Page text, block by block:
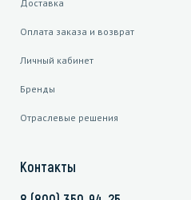
Доставка
Оплата заказа и возврат
Личный кабинет
Бренды
Отраслевые решения
Контакты